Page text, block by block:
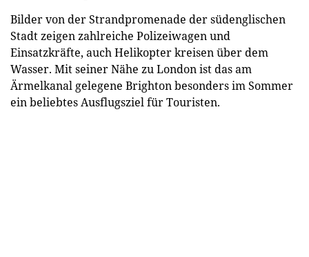
Bilder von der Strandpromenade der südenglischen
Stadt zeigen zahlreiche Polizeiwagen und
Einsatzkräfte, auch Helikopter kreisen über dem
Wasser. Mit seiner Nähe zu London ist das am
Ärmelkanal gelegene Brighton besonders im Sommer
ein beliebtes Ausflugsziel für Touristen.